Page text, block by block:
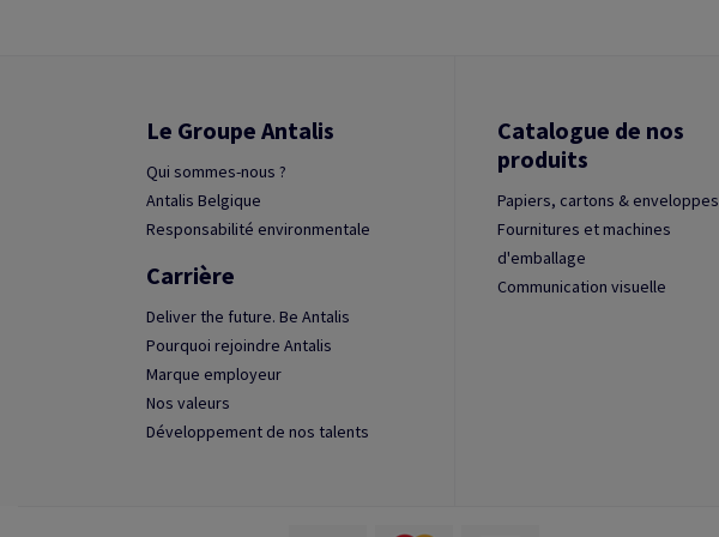
Le Groupe Antalis
Qui sommes-nous ?
Antalis Belgique
Responsabilité environmentale
Carrière
Deliver the future. Be Antalis
Pourquoi rejoindre Antalis
Marque employeur
Nos valeurs
Développement de nos talents
Catalogue de nos
produits
Papiers, cartons & enveloppes
Fournitures et machines
d'emballage
Communication visuelle